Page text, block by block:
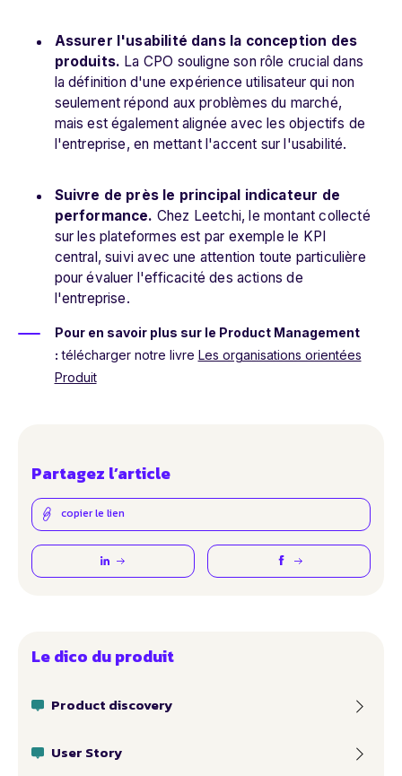
Assurer l'usabilité dans la conception des
produits. La CPO souligne son rôle crucial dans
la définition d'une expérience utilisateur qui non
seulement répond aux problèmes du marché,
mais est également alignée avec les objectifs de
l'entreprise, en mettant l'accent sur l'usabilité.
Suivre de près le principal indicateur de
performance. Chez Leetchi, le montant collecté
sur les plateformes est par exemple le KPI
central, suivi avec une attention toute particulière
pour évaluer l'efficacité des actions de
l'entreprise.
Pour en savoir plus sur le Product Management
: télécharger notre livre Les organisations orientées
Produit
Partagez l’article
copier le lien
Le dico du produit
Product discovery
User Story